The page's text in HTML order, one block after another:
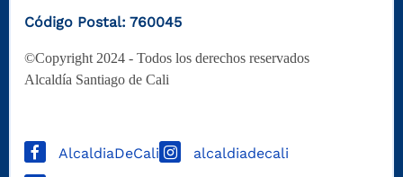
Código Postal: 760045
©Copyright 2024 - Todos los derechos reservados
Alcaldía Santiago de Cali
AlcaldiaDeCali alcaldiadecali